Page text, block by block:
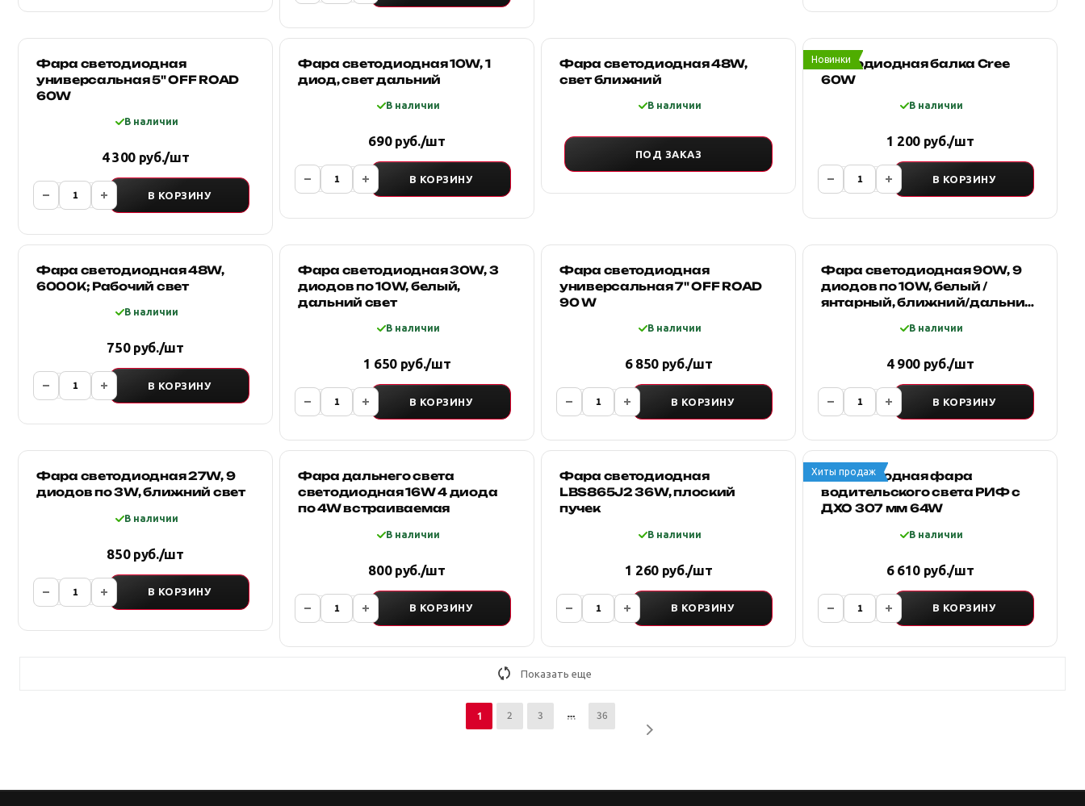
Фара светодиодная
универсальная 5" OFF ROAD
60W
В наличии
4 300 руб./шт
В КОРЗИНУ
Фара светодиодная 10W, 1
диод, свет дальний
В наличии
690 руб./шт
В КОРЗИНУ
Фара светодиодная 48W,
свет ближний
В наличии
ПОД ЗАКАЗ
Новинки
Светодиодная балка Cree
60W
В наличии
1 200 руб./шт
В КОРЗИНУ
Фара светодиодная 48W,
6000K; Рабочий свет
В наличии
750 руб./шт
В КОРЗИНУ
Фара светодиодная 30W, 3
диодов по 10W, белый,
дальний свет
В наличии
1 650 руб./шт
В КОРЗИНУ
Фара светодиодная
универсальная 7" OFF ROAD
90 W
В наличии
6 850 руб./шт
В КОРЗИНУ
Фара светодиодная 90W, 9
диодов по 10W, белый /
янтарный, ближний/дальний
В наличии
4 900 руб./шт
В КОРЗИНУ
Фара светодиодная 27W, 9
диодов по 3W, ближний свет
В наличии
850 руб./шт
В КОРЗИНУ
Фара дальнего света
светодиодная 16W 4 диода
по 4W встраиваемая
В наличии
800 руб./шт
В КОРЗИНУ
Фара светодиодная
LBS865J2 36W, плоский
пучек
В наличии
1 260 руб./шт
В КОРЗИНУ
Хиты продаж
Светодиодная фара
водительского света РИФ с
ДХО 307 мм 64W
В наличии
6 610 руб./шт
В КОРЗИНУ
Показать еще
1 2 3 36